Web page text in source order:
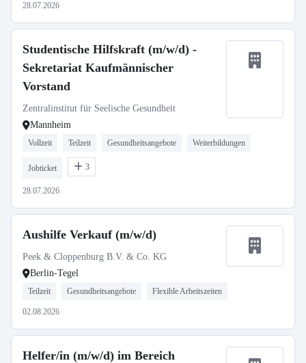
28.07.2026
Studentische Hilfskraft (m/w/d) -
Sekretariat Kaufmännischer
Vorstand
Zentralinstitut für Seelische Gesundheit
Mannheim
Vollzeit Teilzeit Gesundheitsangebote Weiterbildungen
Jobticket 3
28.07.2026
Aushilfe Verkauf (m/w/d)
Peek & Cloppenburg B.V. & Co. KG
Berlin-Tegel
Teilzeit Gesundheitsangebote Flexible Arbeitszeiten
02.08.2026
Helfer/in (m/w/d) im Bereich